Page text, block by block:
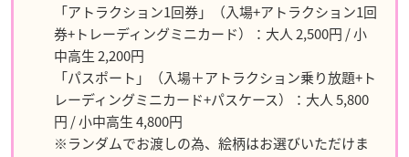
「アトラクション1回券」（入場+アトラクション1回
券+トレーディングミニカード）：大人 2,500円 / 小
中高生 2,200円
「パスポート」（入場＋アトラクション乗り放題+ト
レーディングミニカード+パスケース）：大人 5,800
円 / 小中高生 4,800円
※ランダムでお渡しの為、絵柄はお選びいただけま